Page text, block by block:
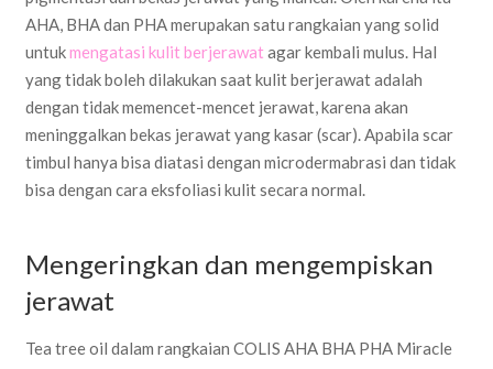
AHA, BHA dan PHA merupakan satu rangkaian yang solid
untukmengatasi kulit berjerawatagar kembali mulus. Hal
yang tidak boleh dilakukan saat kulit berjerawat adalah
dengan tidak memencet-mencet jerawat, karena akan
meninggalkan bekas jerawat yang kasar (scar). Apabila scar
timbul hanya bisa diatasi dengan microdermabrasi dan tidak
bisa dengan cara eksfoliasi kulit secara normal.
Mengeringkan dan mengempiskan
jerawat
Tea tree oil dalam rangkaian COLIS AHA BHA PHA Miracle